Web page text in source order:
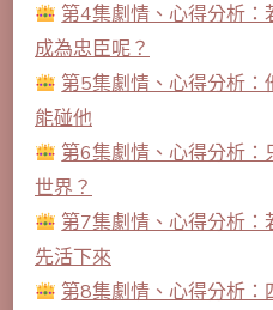
第4集劇情、心得分析
成為忠臣呢？
第5集劇情、心得分析
能碰他
第6集劇情、心得分析
世界？
第7集劇情、心得分析
先活下來
第8集劇情、心得分析